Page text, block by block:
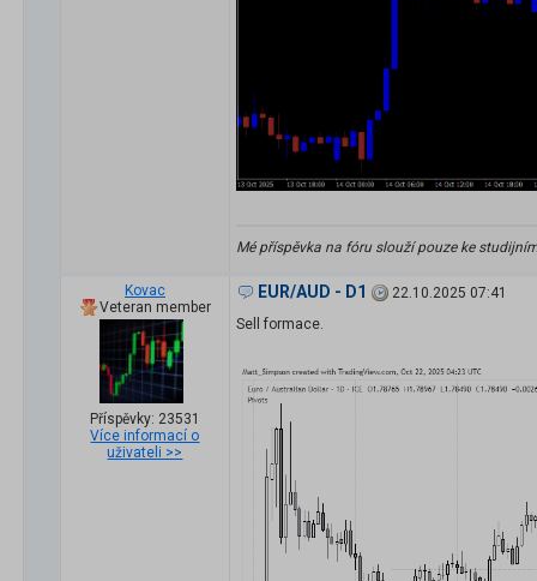
Mé příspěvka na fóru slouží pouze ke
Kovac
Veteran member
Příspěvky: 23531
Více informací o
uživateli >>
EUR/AUD - D1
22.10.2025 07:41
Sell formace.